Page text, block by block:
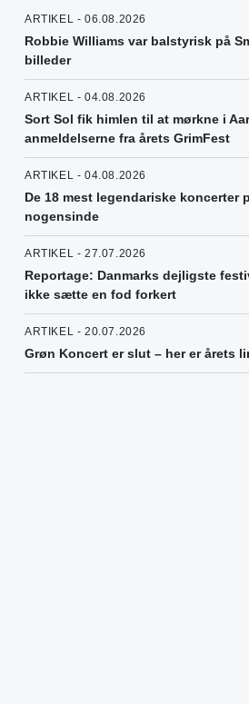
ARTIKEL - 06.08.2026
Robbie Williams var balstyrisk på
billeder
ARTIKEL - 04.08.2026
Sort Sol fik himlen til at mørkne i
anmeldelserne fra årets GrimFest
ARTIKEL - 04.08.2026
De 18 mest legendariske koncerter
nogensinde
ARTIKEL - 27.07.2026
Reportage: Danmarks dejligste
ikke sætte en fod forkert
ARTIKEL - 20.07.2026
Grøn Koncert er slut – her er årets